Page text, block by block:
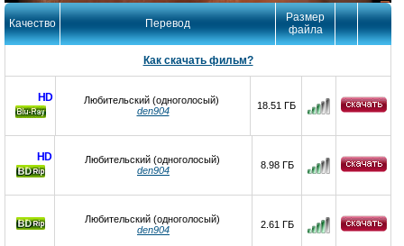
Качество Перевод
Размер
файла
Как скачать фильм?
HD
Любительский (одноголосый)
den904
18.51 ГБ
HD
Любительский (одноголосый)
den904
8.98 ГБ
Любительский (одноголосый)
den904
2.61 ГБ